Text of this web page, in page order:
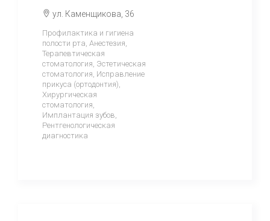
ул. Каменщикова, 36
Профилактика и гигиена
полости рта, Анестезия,
Терапевтическая
стоматология, Эстетическая
стоматология, Исправление
прикуса (ортодонтия),
Хирургическая
стоматология,
Имплантация зубов,
Рентгенологическая
диагностика